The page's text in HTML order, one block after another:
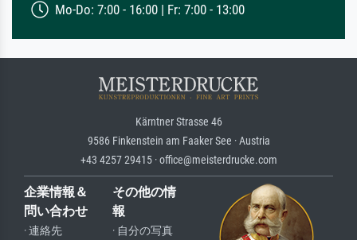
Mo-Do: 7:00 - 16:00 | Fr: 7:00 - 13:00
Kärntner Strasse 46
9586 Finkenstein am Faaker See · Austria
+43 4257 29415 · office@meisterdrucke.com
企業情報＆
問い合わせ
· 連絡先
その他の情
報
· 自分の写真